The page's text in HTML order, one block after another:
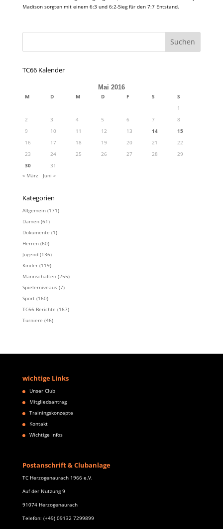
Madison sorgten mit einem 6:3 und 6:2-Sieg für den 7:7 Entstand.
TC66 Kalender
Mai 2016
M D M D F S
S
1
2
3 4 5 6 7
8
9
10 11 12 13 14
15
16
17 18 19 20 21
22
23
24 25 26 27 28
29
30
31
« März
Juni »
Kategorien
Allgemein(171)
Damen(61)
Dokumente (1)
Herren(60)
Jugend(136)
Kinder(119)
Mannschaften(255)
Spielerniveaus(7)
Sport(160)
TC66 Berichte (167)
Turniere (46)
wichtige Links
Unser Club
Mitgliedsantrag
Trainingskonzepte
Kontakt
Wichtige Infos
Postanschrift & Clubanlage
TC Herzogenaurach 1966 e.V.
Auf der Nutzung 9
91074 Herzogenaurach
Telefon: (+49) 09132 7299899